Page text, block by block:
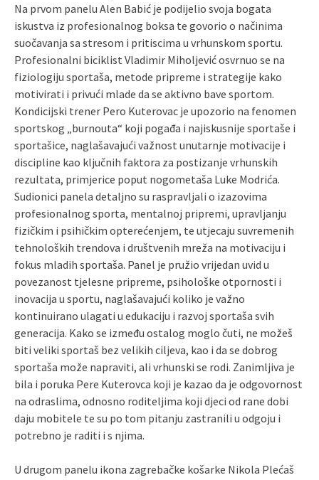
Na prvom panelu Alen Babić je podijelio svoja bogata
iskustva iz profesionalnog boksa te govorio o načinima
suočavanja sa stresom i pritiscima u vrhunskom sportu.
Profesionalni biciklist Vladimir Miholjević osvrnuo se na
fiziologiju sportaša, metode pripreme i strategije kako
motivirati i privući mlade da se aktivno bave sportom.
Kondicijski trener Pero Kuterovac je upozorio na fenomen
sportskog „burnouta“ koji pogađa i najiskusnije sportaše i
sportašice, naglašavajući važnost unutarnje motivacije i
discipline kao ključnih faktora za postizanje vrhunskih
rezultata, primjerice poput nogometaša Luke Modrića.
Sudionici panela detaljno su raspravljali o izazovima
profesionalnog sporta, mentalnoj pripremi, upravljanju
fizičkim i psihičkim opterećenjem, te utjecaju suvremenih
tehnoloških trendova i društvenih mreža na motivaciju i
fokus mladih sportaša. Panel je pružio vrijedan uvid u
povezanost tjelesne pripreme, psihološke otpornosti i
inovacija u sportu, naglašavajući koliko je važno
kontinuirano ulagati u edukaciju i razvoj sportaša svih
generacija. Kako se između ostalog moglo čuti, ne možeš
biti veliki sportaš bez velikih ciljeva, kao i da se dobrog
sportaša može napraviti, ali vrhunski se rodi. Zanimljiva je
bila i poruka Pere Kuterovca koji je kazao da je odgovornost
na odraslima, odnosno roditeljima koji djeci od rane dobi
daju mobitele te su po tom pitanju zastranili u odgoju i
potrebno je raditi i s njima.
U drugom panelu ikona zagrebačke košarke Nikola Plećaš